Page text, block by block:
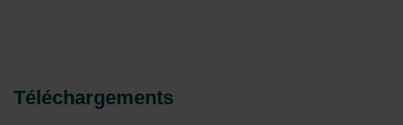
Téléchargements